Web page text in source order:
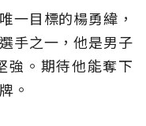
一目標的楊勇緯，
手之一，他是男子
強。期待他能奪下
。